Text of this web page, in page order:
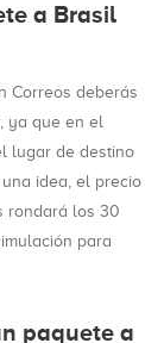
a Brasil
Correos deberás
ya que en el
lugar de destino
idea, el precio
rondará los 30
para
paquete a